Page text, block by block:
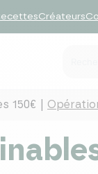
Créateurs
150€ |